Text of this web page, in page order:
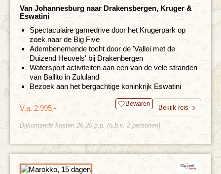
Van Johannesburg naar Drakensbergen, Kruger &
Eswatini
Spectaculaire gamedrive door het Krugerpark op
zoek naar de Big Five
Adembenemende tocht door de 'Vallei met de
Duizend Heuvels' bij Drakenbergen
Watersport activiteiten aan een van de vele stranden
van Ballito in Zululand
Bezoek aan het bergachtige koninkrijk Eswatini
V.a. 2.995,- Bewaren
Bekijk reis
Bijkomende kosten 26,25 p.p. (o.b.v. 2 personen)